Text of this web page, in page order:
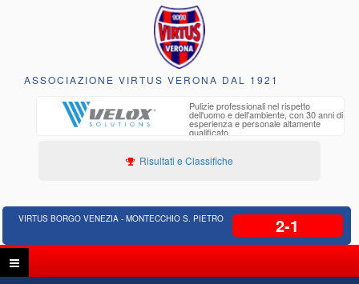
ASSOCIAZIONE VIRTUS VERONA DAL 1921
Pulizie professionali nel rispetto
dell'uomo e dell'ambiente, con 30 anni di
esperienza e personale altamente
qualificato
Risultati e Classifiche
VIRTUS BORGO VENEZIA - MONTECCHIO S. PIETRO 2-1